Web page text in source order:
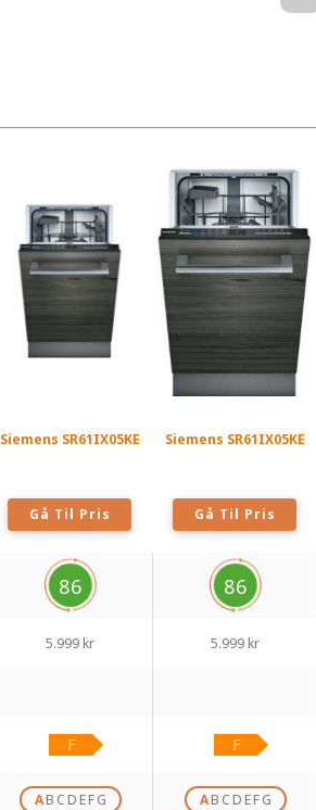
Siemens SR61IX05KE
Gå Til Pris
Siemens SR61IX05KE
Gå Til Pris
86 86
5.999 kr 5.999 kr
A B C D E F G A B C D E F G